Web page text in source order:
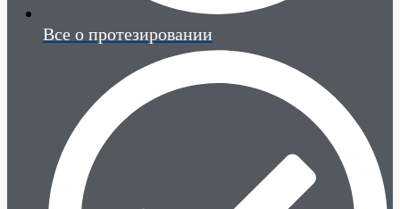
Все о протезировании